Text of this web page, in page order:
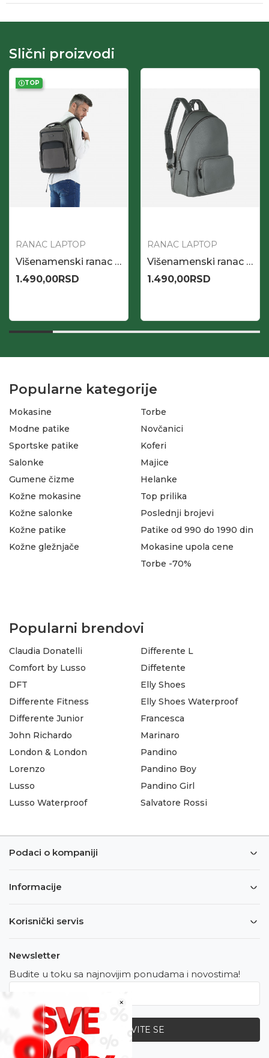
×
Slični proizvodi
TOP
RANAC LAPTOP
Višenamenski ranac za laptop i putovanja, tamno sivi
1.490,00RSD
RANAC LAPTOP
Višenamenski ranac za laptop, sivi
1.490,00RSD
Popularne kategorije
Mokasine
Modne patike
Sportske patike
Salonke
Gumene čizme
Torbe
Novčanici
Koferi
Majice
Helanke
Kožne mokasine
Kožne salonke
Kožne patike
Kožne gležnjače
Top prilika
Poslednji brojevi
Patike od 990 do 1990 din
Mokasine upola cene
Torbe -70%
Popularni brendovi
Claudia Donatelli
Comfort by Lusso
DFT
Differente Fitness
Differente Junior
Differente L
Diffetente
Elly Shoes
Elly Shoes Waterproof
Francesca
John Richardo
London & London
Lorenzo
Lusso
Lusso Waterproof
Marinaro
Pandino
Pandino Boy
Pandino Girl
Salvatore Rossi
Podaci o kompaniji
Informacije
Korisnički servis
Newsletter
Budite u toku sa najnovijim ponudama i novostima!
PRIJAVITE SE